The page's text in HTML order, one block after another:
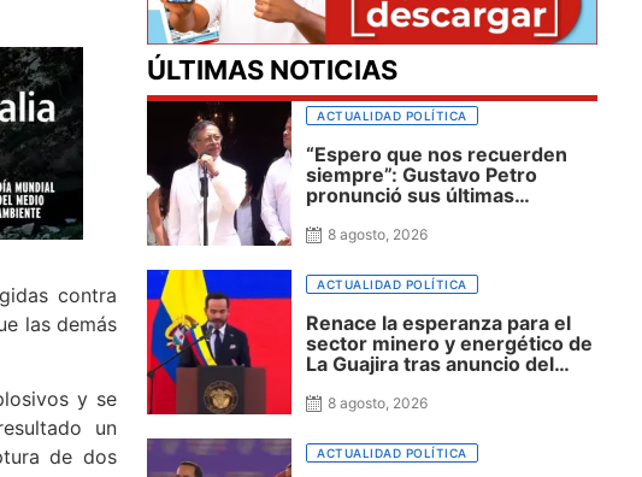
contra
las demás
y se
un
de dos
ÚLTIMAS NOTICIAS
ACTUALIDAD POLÍTICA
“Espero que nos recuerden
siempre”: Gustavo Petro
pronunció sus últimas
despidió de Colombia
8 agosto, 2026
ACTUALIDAD POLÍTICA
Renace la esperanza para el
sector minero y energético de
La Guajira tras anuncio del
Espriella sobre exploración y
8 agosto, 2026
ACTUALIDAD POLÍTICA